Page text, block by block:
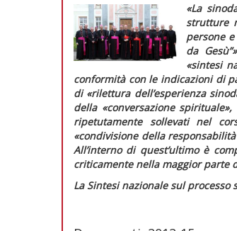
«La
strutture
persone
da
«sintesi
conformità con le indicazioni di
di «rilettura dell’esperienza
della «conversazione
ripetutamente
sollevati nel
«condivisione della
All’interno di quest’ultimo è
criticamente nella maggior parte
La Sintesi nazionale sul processo